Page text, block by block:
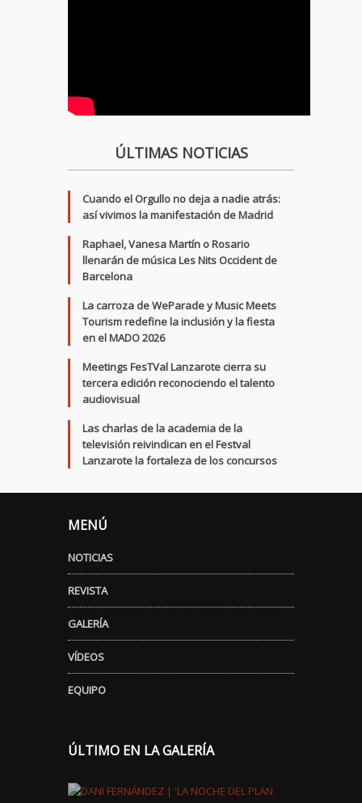
ÚLTIMAS NOTICIAS
Cuando el Orgullo no deja a nadie atrás:
así vivimos la manifestación de Madrid
Raphael, Vanesa Martín o Rosario
llenarán de música Les Nits Occident de
Barcelona
La carroza de WeParade y Music Meets
Tourism redefine la inclusión y la fiesta
en el MADO 2026
Meetings FesTVal Lanzarote cierra su
tercera edición reconociendo el talento
audiovisual
Las charlas de la academia de la
televisión reivindican en el Festval
Lanzarote la fortaleza de los concursos
MENÚ
NOTICIAS
REVISTA
GALERÍA
VÍDEOS
EQUIPO
ÚLTIMO EN LA GALERÍA